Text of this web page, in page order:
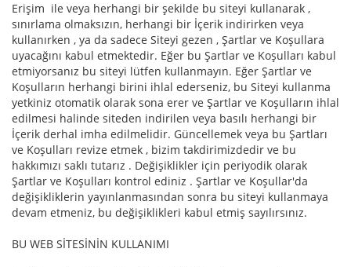
Erişim ile veya herhangi bir şekilde bu siteyi kullanarak ,
sınırlama olmaksızın, herhangi bir İçerik indirirken veya
kullanırken , ya da sadece Siteyi gezen , Şartlar ve Koşullara
uyacağını kabul etmektedir. Eğer bu Şartlar ve Koşulları kabul
etmiyorsanız bu siteyi lütfen kullanmayın. Eğer Şartlar ve
Koşulların herhangi birini ihlal ederseniz, bu Siteyi kullanma
yetkiniz otomatik olarak sona erer ve Şartlar ve Koşulların ihlal
edilmesi halinde siteden indirilen veya basılı herhangi bir
İçerik derhal imha edilmelidir. Güncellemek veya bu Şartları
ve Koşulları revize etmek , bizim takdirimizdedir ve bu
hakkımızı saklı tutarız . Değişiklikler için periyodik olarak
Şartlar ve Koşulları kontrol ediniz . Şartlar ve Koşullar'da
değişikliklerin yayınlanmasından sonra bu siteyi kullanmaya
devam etmeniz, bu değişiklikleri kabul etmiş sayılırsınız.
BU WEB SİTESİNİN KULLANIMI